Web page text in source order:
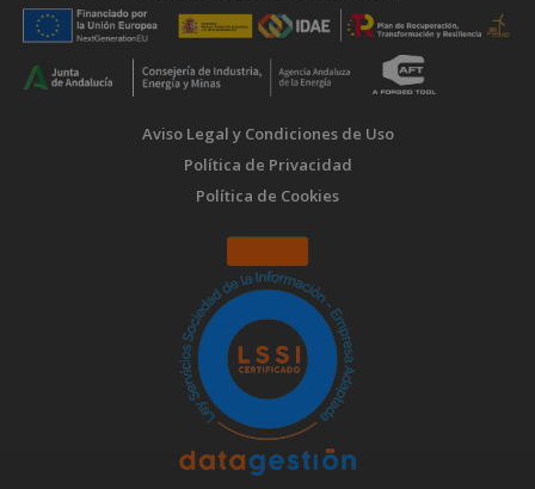
Aviso Legal y Condiciones de Uso
Política de Privacidad
Política de Cookies